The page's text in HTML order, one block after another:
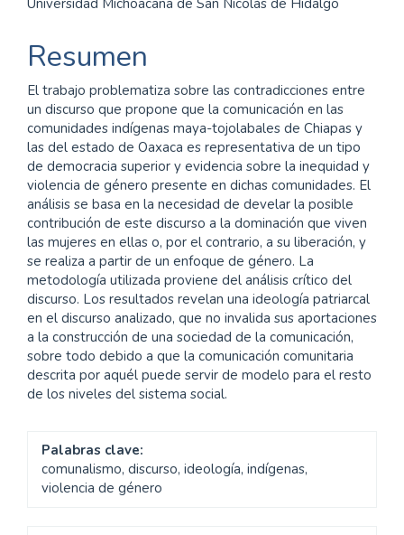
del
artículo
Resumen
El trabajo problematiza sobre las contradicciones entre
un discurso que propone que la comunicación en las
comunidades indígenas maya-tojolabales de Chiapas y
las del estado de Oaxaca es representativa de un tipo
de democracia superior y evidencia sobre la inequidad y
violencia de género presente en dichas comunidades. El
análisis se basa en la necesidad de develar la posible
contribución de este discurso a la dominación que viven
las mujeres en ellas o, por el contrario, a su liberación, y
se realiza a partir de un enfoque de género. La
metodología utilizada proviene del análisis crítico del
discurso. Los resultados revelan una ideología patriarcal
en el discurso analizado, que no invalida sus aportaciones
a la construcción de una sociedad de la comunicación,
sobre todo debido a que la comunicación comunitaria
descrita por aquél puede servir de modelo para el resto
de los niveles del sistema social.
Palabras clave:
comunalismo, discurso, ideología, indígenas,
violencia de género